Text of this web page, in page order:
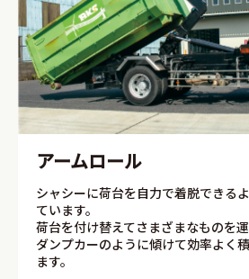
アームロール
シャシーに荷台を自力で着脱できる
ています。
荷台を付け替えてさまざまなものを
ダンプカーのように傾けて効率よく
ます。